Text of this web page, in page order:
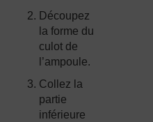
Découpez
la forme du
culot de
l’ampoule.
Collez la
partie
inférieure